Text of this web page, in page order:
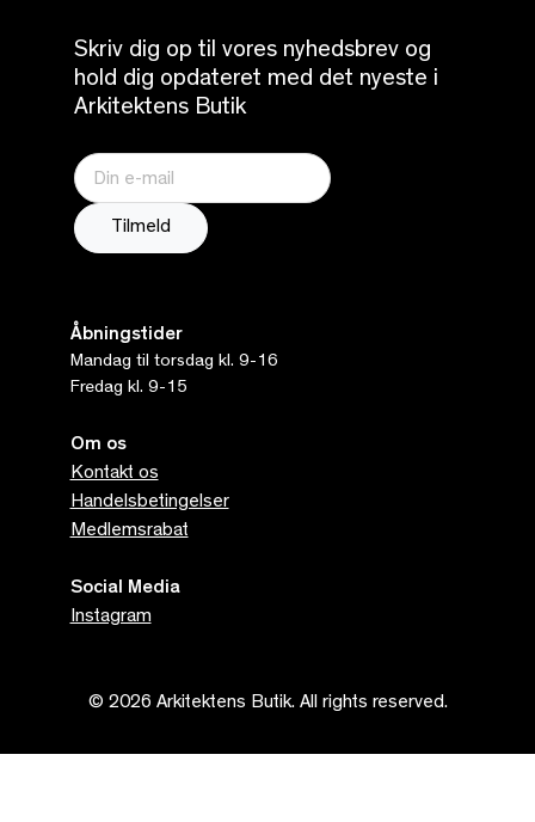
Skriv dig op til vores nyhedsbrev og
hold dig opdateret med det nyeste i
Arkitektens Butik
Åbningstider
Mandag til torsdag kl. 9-16
Fredag kl. 9-15
Om os
Kontakt os
Handelsbetingelser
Medlemsrabat
Social Media
Instagram
© 2026 Arkitektens Butik. All rights reserved.